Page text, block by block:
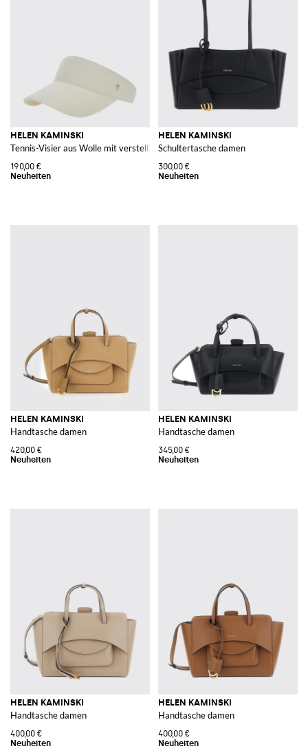
HELEN KAMINSKI
Tennis-Visier aus Wolle mit verstellbarem Riemen und Logo
190,00 €
HELEN KAMINSKI
Schultertasche damen
300,00 €
HELEN KAMINSKI
Handtasche damen
420,00 €
HELEN KAMINSKI
Handtasche damen
345,00 €
HELEN KAMINSKI
Handtasche damen
400,00 €
HELEN KAMINSKI
Handtasche damen
400,00 €